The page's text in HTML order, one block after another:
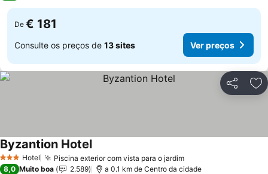
De € 181
Consulte os preços de 13 sites Ver preços
Partilhar
3 EstrelasHotel Piscina exterior com vista para o jardimVer preços
Byzantion HotelVer preços
8,0 Muito boa 2.589 a 0.1 km de Centro da cidade